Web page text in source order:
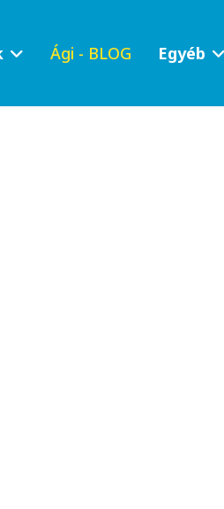
Ági - BLOG Egyéb